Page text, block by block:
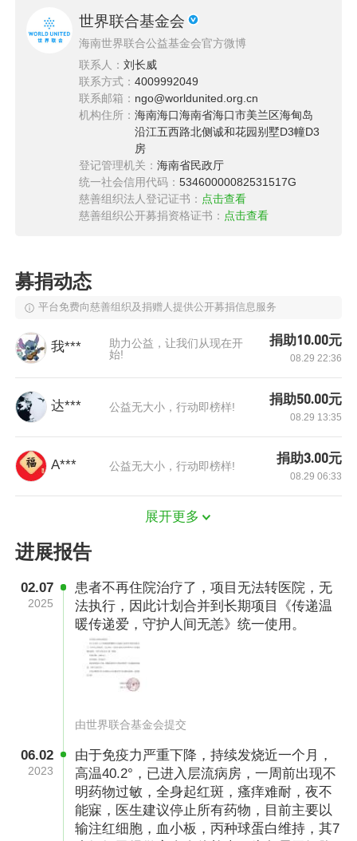
生障碍性贫血。
知道要问医生些什么，直到听到丈夫问出还能治
好吗她才回过神，好在医生告诉他们如果能够得
到有效治疗愈后可以很好，张丽才暂时松了一口
气，却没料到治疗的路会如此的艰难。欣欣住院
的时候就开始发烧，而且一直反复，医生用了药
降下来但是没过多久就会升上去，38.8°、
39.1°、39.5°，欣欣烧的一次比一次高，烧得她
小脸通红，睡着都不安稳，一度哭醒，张丽和丈
夫就轮流抱着她，擦额头，喂水，摸着孩子滚烫
儿承受这一切啊。
世界联合基金会
海南世界联合公益基金会官方微博
联系人：刘长威
联系方式：4009992049
联系邮箱： ngo@worldunited.org.cn
机构住所：海南海口海南省海口市美兰区海甸岛
沿江五西路北侧诚和花园别墅D3幢D3
房
登记管理机关：海南省民政厅
统一社会信用代码：53460000082531517G
慈善组织法人登记证书： 点击查看
慈善组织公开募捐资格证书： 点击查看
募捐动态
平台免费向慈善组织及捐赠人提供公开募捐信息服务
我***
助力公益，让我们从现在开
始!
捐助10.00元
08.29 22:36
达*** 公益无大小，行动即榜样!
捐助50.00元
08.29 13:35
A*** 公益无大小，行动即榜样!
捐助3.00元
08.29 06:33
展开更多
进展报告
02.07
2025
患者不再住院治疗了，项目无法转医院，无
法执行，因此计划合并到长期项目《传递温
暖传递爱，守护人间无恙》统一使用。
由世界联合基金会提交
06.02
2023
由于免疫力严重下降，持续发烧近一个月，
高温40.2°，已进入层流病房，一周前出现不
明药物过敏，全身起红斑，瘙痒难耐，夜不
能寐，医生建议停止所有药物，目前主要以
输注红细胞，血小板，丙种球蛋白维持，其7